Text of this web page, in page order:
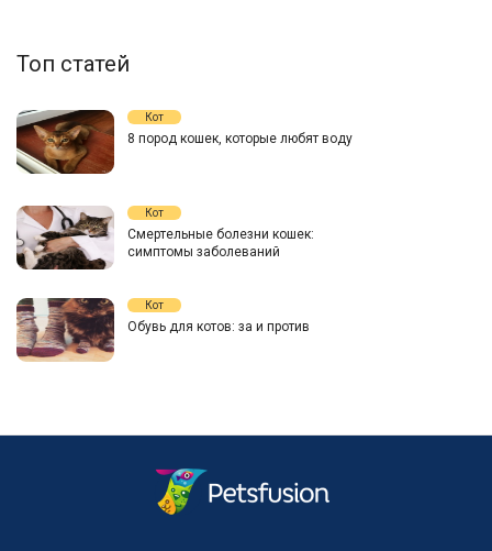
Топ статей
Кот
8 пород кошек, которые любят воду
Кот
Смертельные болезни кошек:
симптомы заболеваний
Кот
Обувь для котов: за и против